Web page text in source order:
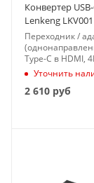
Конвертер
Lenkeng LKV001
Переходник /
Type-C в HDMI,
Уточнить
2 610 руб